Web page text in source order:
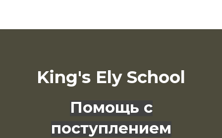
King's Ely School
Помощь с
поступлением